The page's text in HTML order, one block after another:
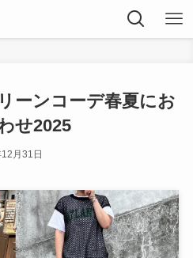
ーンコーデ春夏にお
せ2025
月31日